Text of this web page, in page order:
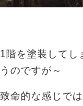
1階を塗装してし
うのですが～
致命的な感じで